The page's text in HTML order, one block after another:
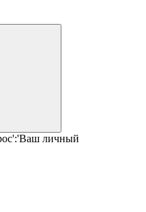
личный